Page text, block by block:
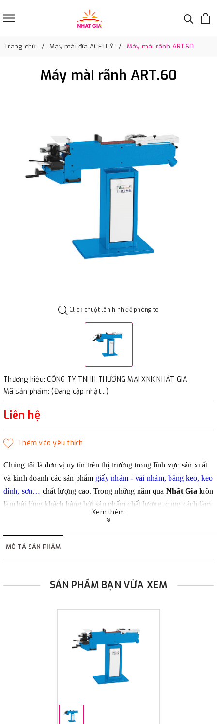
Trang chủ Máy mài đĩa ACETI Ý Máy mài rãnh ART.60
Máy mài rãnh ART.60
Click chuột lên hình để phóng to
Thương hiệu: CÔNG TY TNHH THƯƠNG MẠI XNK NHẤT GIA
Mã sản phẩm: (Đang cập nhật...)
Liên hệ
Chúng tôi là đơn vị uy tín trên thị trường trong lĩnh vực sản xuất
và kinh doanh các sản phẩm giấy nhám - vải nhám, băng keo, keo
dính, sơn… chất lượng cao. Trong những năm qua Nhất Gia luôn
làm hài lòng khách hàng bởi sản phẩm chất lượng, cung cách làm
việc chuyên nghiệp, giá thành phù hợp và nhiều khuyến mãi hấp
Xem thêm
MÔ TẢ SẢN PHẨM
SẢN PHẨM BẠN VỪA XEM